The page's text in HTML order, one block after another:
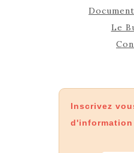
Le
Inscrivez
d'information